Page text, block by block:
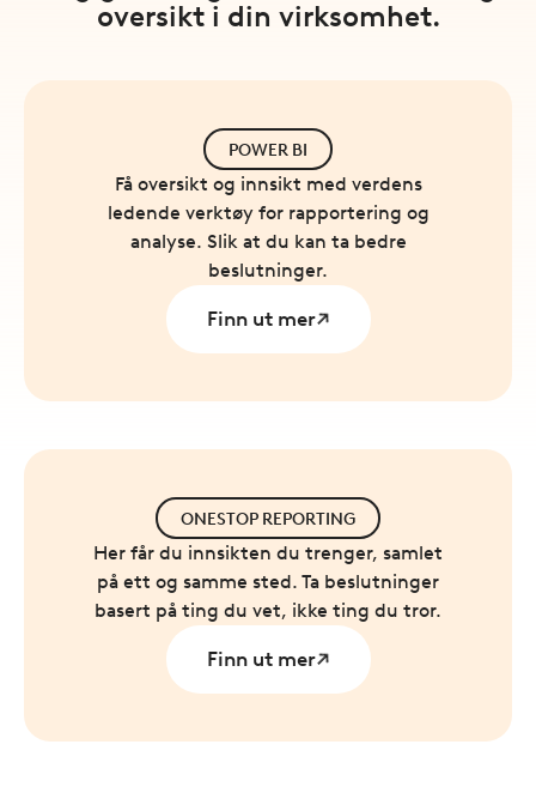
oversikt i din virksomhet.
POWER BI
Få oversikt og innsikt med verdens
ledende verktøy for rapportering og
analyse. Slik at du kan ta bedre
beslutninger.
Finn ut mer
ONESTOP REPORTING
Her får du innsikten du trenger, samlet
på ett og samme sted. Ta beslutninger
basert på ting du vet, ikke ting du tror.
Finn ut mer